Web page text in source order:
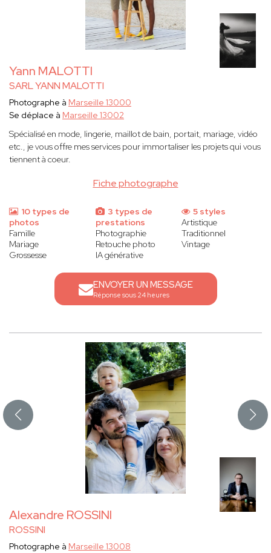
Yann MALOTTI
SARL YANN MALOTTI
Fiche photographe
Photographe à Marseille 13000
Se déplace à Marseille 13002
Spécialisé en mode, lingerie, maillot de bain, portait, mariage, vidéo
etc., je vous offre mes services pour immortaliser les projets qui vous
tiennent à coeur.
10 types de
photos
Famille
Mariage
Grossesse
3 types de
prestations
Photographie
Retouche photo
IA générative
5 styles
Artistique
Traditionnel
Vintage
ENVOYER UN MESSAGE
Réponse sous 24 heures
Alexandre ROSSINI
ROSSINI
Photographe à Marseille 13008